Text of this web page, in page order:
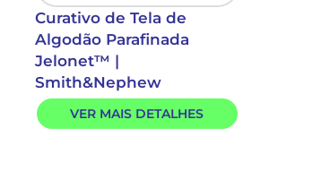
Curativo de Tela de
Algodão Parafinada
Jelonet™ |
Smith&Nephew
VER MAIS DETALHES